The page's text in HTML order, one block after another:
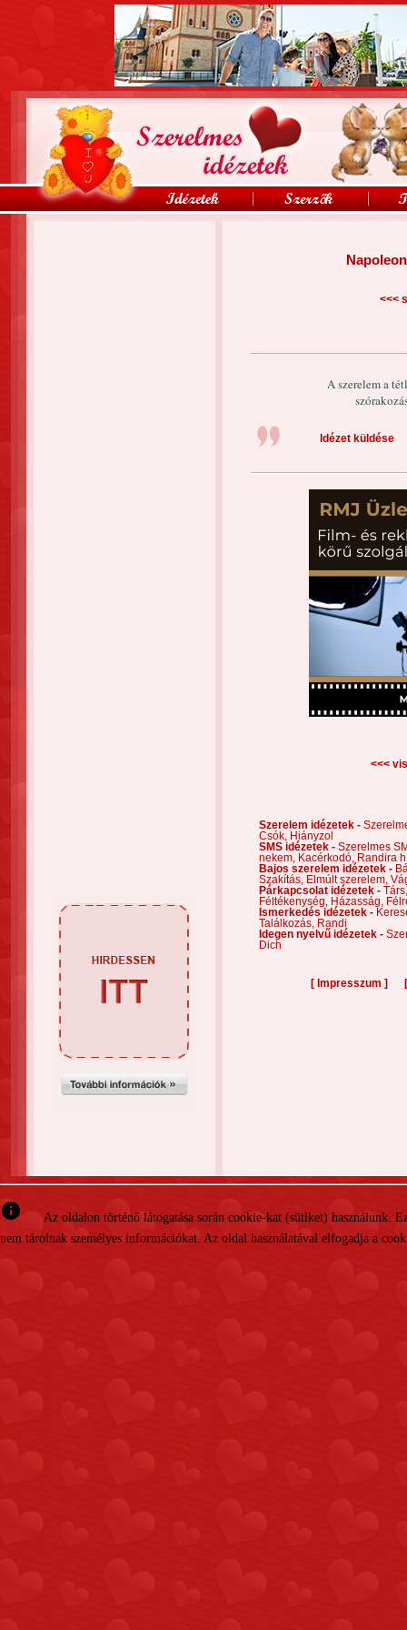
<<<
A szerelem a
Idézet küldése
<<<
Szerelem idézetek -
Csók,
Hiányzol
SMS idézetek - Szerelmes
nekem,
Kacérkodó,
Randira
Bajos szerelem idézetek -
Szakítás,
Elmúlt szerelem,
Párkapcsolat idézetek -
Féltékenység,
Házasság,
Ismerkedés idézetek -
Találkozás,
Randi
Idegen nyelvű idézetek -
Dich
[ Impresszum ]
info
Az oldalon történő látogatása során cookie-kat (sütiket)
nem tárolnak személyes információkat. Az oldal használatával elfogadja a